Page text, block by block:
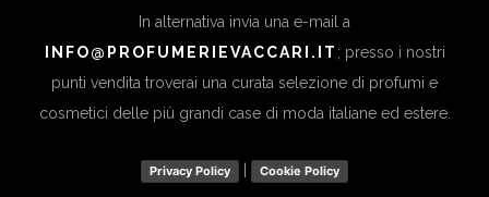
In alternativa invia una e-mail a
INFO@PROFUMERIEVACCARI.IT ; presso i nostri
punti vendita troverai una curata selezione di profumi e
cosmetici delle più grandi case di moda italiane ed estere.
Privacy Policy Cookie Policy